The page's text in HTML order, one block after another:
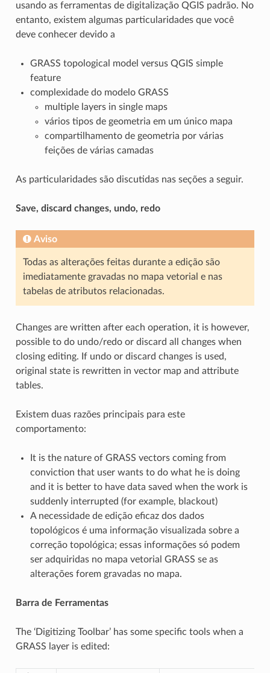
usando as ferramentas de digitalização QGIS padrão. No
entanto, existem algumas particularidades que você
deve conhecer devido a
GRASS topological model versus QGIS simple
feature
complexidade do modelo GRASS
multiple layers in single maps
vários tipos de geometria em um único mapa
compartilhamento de geometria por várias
feições de várias camadas
As particularidades são discutidas nas seções a seguir.
Save, discard changes, undo, redo
Aviso
Todas as alterações feitas durante a edição são
imediatamente gravadas no mapa vetorial e nas
tabelas de atributos relacionadas.
Changes are written after each operation, it is however,
possible to do undo/redo or discard all changes when
closing editing. If undo or discard changes is used,
original state is rewritten in vector map and attribute
tables.
Existem duas razões principais para este
comportamento:
It is the nature of GRASS vectors coming from
conviction that user wants to do what he is doing
and it is better to have data saved when the work is
suddenly interrupted (for example, blackout)
A necessidade de edição eficaz dos dados
topológicos é uma informação visualizada sobre a
correção topológica; essas informações só podem
ser adquiridas no mapa vetorial GRASS se as
alterações forem gravadas no mapa.
Barra de Ferramentas
The ‘Digitizing Toolbar’ has some specific tools when a
GRASS layer is edited: